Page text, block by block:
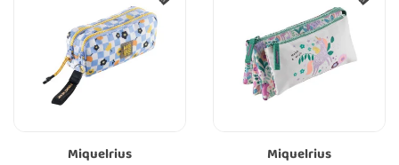
Miquelrius Miquelrius